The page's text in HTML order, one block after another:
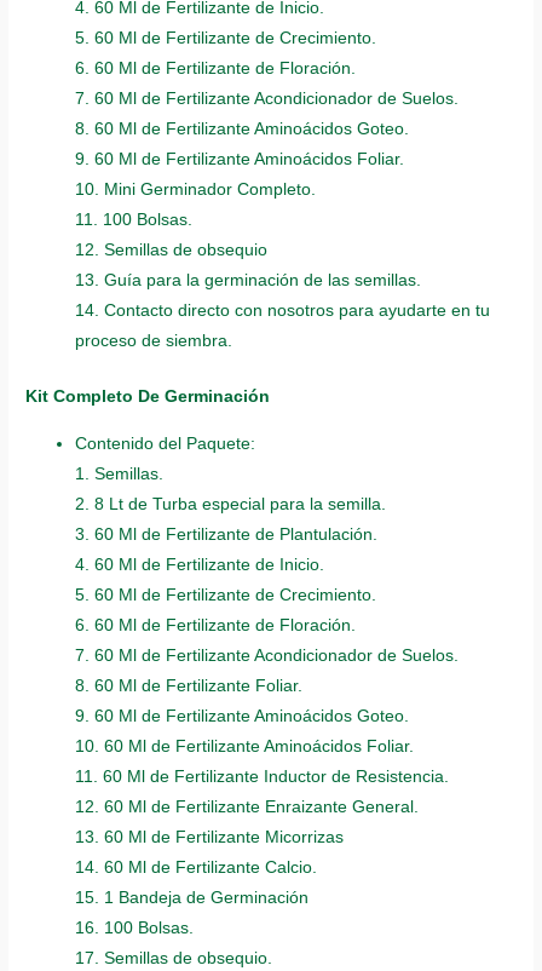
4. 60 Ml de Fertilizante de Inicio.
5. 60 Ml de Fertilizante de Crecimiento.
6. 60 Ml de Fertilizante de Floración.
7. 60 Ml de Fertilizante Acondicionador de Suelos.
8. 60 Ml de Fertilizante Aminoácidos Goteo.
9. 60 Ml de Fertilizante Aminoácidos Foliar.
10. Mini Germinador Completo.
11. 100 Bolsas.
12. Semillas de obsequio
13. Guía para la germinación de las semillas.
14. Contacto directo con nosotros para ayudarte en tu
proceso de siembra.
Kit Completo De Germinación
Contenido del Paquete:
1. Semillas.
2. 8 Lt de Turba especial para la semilla.
3. 60 Ml de Fertilizante de Plantulación.
4. 60 Ml de Fertilizante de Inicio.
5. 60 Ml de Fertilizante de Crecimiento.
6. 60 Ml de Fertilizante de Floración.
7. 60 Ml de Fertilizante Acondicionador de Suelos.
8. 60 Ml de Fertilizante Foliar.
9. 60 Ml de Fertilizante Aminoácidos Goteo.
10. 60 Ml de Fertilizante Aminoácidos Foliar.
11. 60 Ml de Fertilizante Inductor de Resistencia.
12. 60 Ml de Fertilizante Enraizante General.
13. 60 Ml de Fertilizante Micorrizas
14. 60 Ml de Fertilizante Calcio.
15. 1 Bandeja de Germinación
16. 100 Bolsas.
17. Semillas de obsequio.